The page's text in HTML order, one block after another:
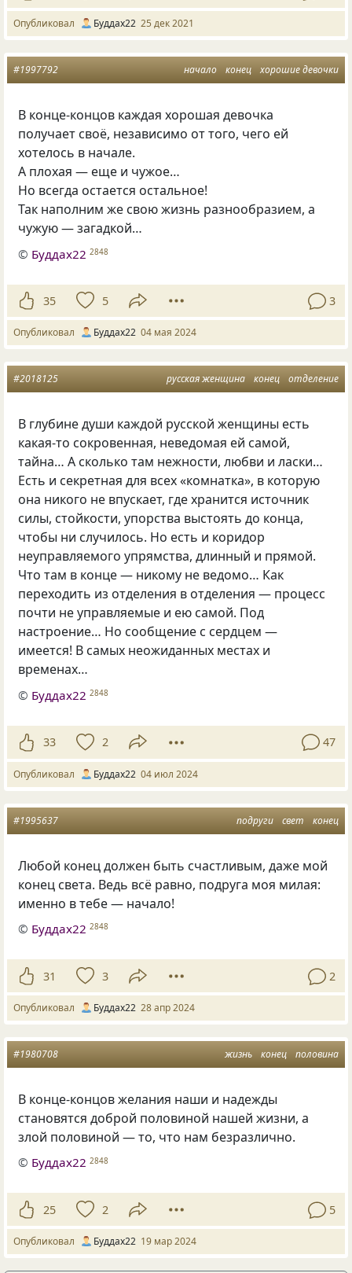
Опубликовал Буддах22 25 дек 2021
начало конец хорошие девочки
#1997792
В конце-концов каждая хорошая девочка
получает своё, независимо от того, чего ей
хотелось в начале.
А плохая — еще и чужое…
Но всегда остается остальное!
Так наполним же свою жизнь разнообразием, а
чужую — загадкой…
© Буддах22 2848
35 5 3
Опубликовал Буддах22 04 мая 2024
русская женщина конец отделение
#2018125
В глубине души каждой русской женщины есть
какая-то сокровенная, неведомая ей самой,
тайна… А сколько там нежности, любви и ласки…
Есть и секретная для всех «комнатка», в которую
она никого не впускает, где хранится источник
силы, стойкости, упорства выстоять до конца,
чтобы ни случилось. Но есть и коридор
неуправляемого упрямства, длинный и прямой.
Что там в конце — никому не ведомо… Как
переходить из отделения в отделения — процесс
почти не управляемые и ею самой. Под
настроение… Но сообщение с сердцем —
имеется! В самых неожиданных местах и
временах…
© Буддах22 2848
33 2 47
Опубликовал Буддах22 04 июл 2024
подруги свет конец
#1995637
Любой конец должен быть счастливым, даже мой
конец света. Ведь всё равно, подруга моя милая:
именно в тебе — начало!
© Буддах22 2848
31 3 2
Опубликовал Буддах22 28 апр 2024
жизнь конец половина
#1980708
В конце-концов желания наши и надежды
становятся доброй половиной нашей жизни, а
злой половиной — то, что нам безразлично.
© Буддах22 2848
25 2 5
Опубликовал Буддах22 19 мар 2024